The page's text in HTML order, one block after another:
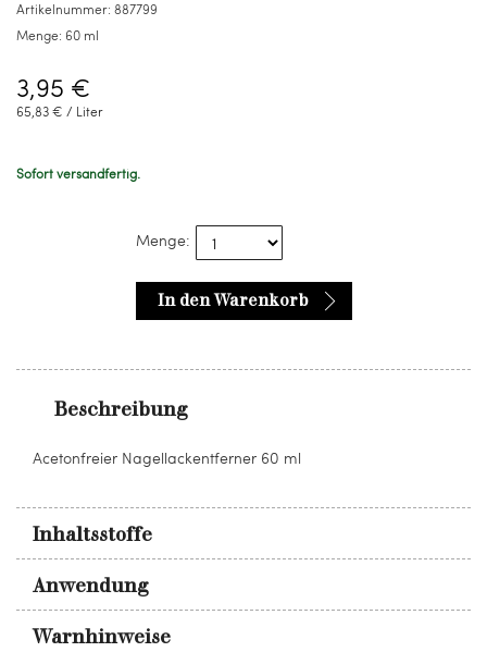
Artikelnummer: 887799
Menge: 60 ml
3,95 €
65,83 € / Liter
Sofort versandfertig.
Menge:
In den Warenkorb
Beschreibung
Acetonfreier Nagellackentferner 60 ml
Inhaltsstoffe
Anwendung
Warnhinweise